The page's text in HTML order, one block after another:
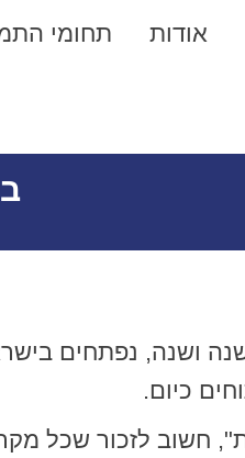
אודות תחומי
ושנה, נפתחים
כיום.
חשוב לזכור שכל